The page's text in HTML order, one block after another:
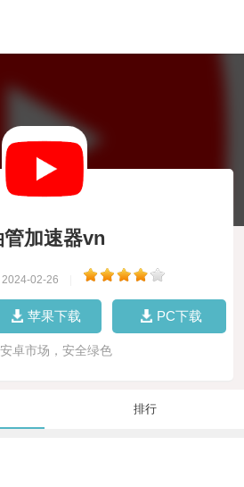
管加速器vn
2024-02-26
苹果下载 PC下载
安卓市场，安全绿色
排行